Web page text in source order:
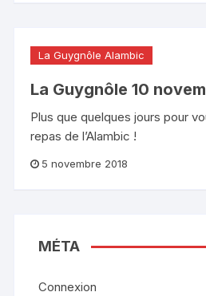
La Guygnôle Alambic
La Guygnôle 10
Plus que quelques jours pour
repas de l’Alambic !
5 novembre 2018
MÉTA
Connexion